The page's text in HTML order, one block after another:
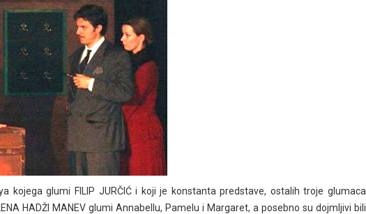
kojega glumi FILIP JURČIĆ i koji je konstanta predstave, ostalih troje glumaca
HADŽI MANEV glumi Annabellu, Pamelu i Margaret, a posebno su dojmljivi bili